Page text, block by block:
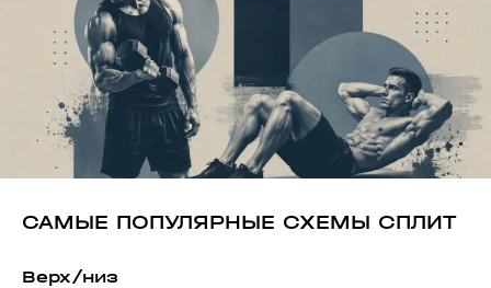
САМЫЕ ПОПУЛЯРНЫЕ СХЕМЫ СПЛИТ
Верх/низ